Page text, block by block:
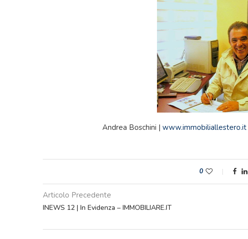
Andrea Boschini | www.immobiliallestero.it
0
Articolo Precedente
INEWS 12 | In Evidenza – IMMOBILIARE.IT